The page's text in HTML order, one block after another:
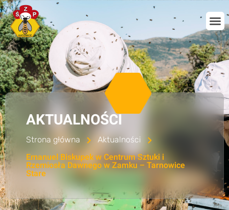
AKTUALNOŚCI
Strona główna Aktualności
Emanuel Biskupek w Centrum Sztuki i
Rzemiosła Dawnego w Zamku – Tarnowice
Stare